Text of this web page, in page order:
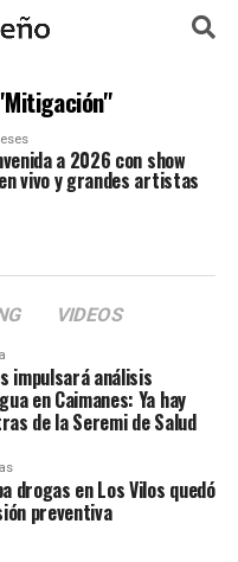
a 2026 con show
vivo y grandes artistas
VIDEOS
impulsará análisis
en Caimanes: Ya hay
de la Seremi de Salud
drogas en Los Vilos quedó
preventiva